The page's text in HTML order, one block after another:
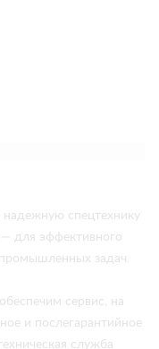
спецтехнику
для эффективного
задач.
сервис, на
и послегарантийное
служба